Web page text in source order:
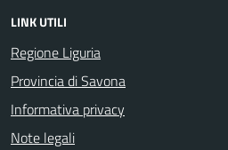
LINK UTILI
Regione Liguria
Provincia di Savona
Informativa privacy
Note legali